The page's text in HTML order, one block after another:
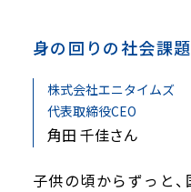
身の回りの社会課
株式会社エニタイムズ
代表取締役CEO
角田 千佳さん
子供の頃からずっと